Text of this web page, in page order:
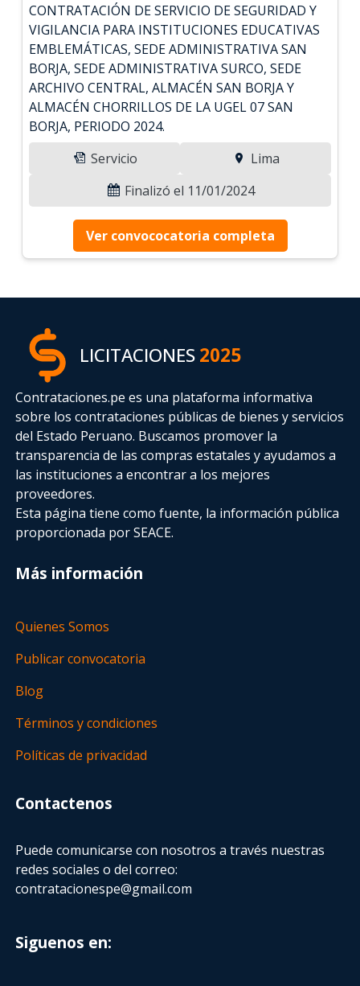
CONTRATACIÓN DE SERVICIO DE SEGURIDAD Y
VIGILANCIA PARA INSTITUCIONES EDUCATIVAS
EMBLEMÁTICAS, SEDE ADMINISTRATIVA SAN
BORJA, SEDE ADMINISTRATIVA SURCO, SEDE
ARCHIVO CENTRAL, ALMACÉN SAN BORJA Y
ALMACÉN CHORRILLOS DE LA UGEL 07 SAN
BORJA, PERIODO 2024.
Servicio
Lima
Finalizó el 11/01/2024
Ver convococatoria completa
LICITACIONES2025
Contrataciones.pe es una plataforma informativa
sobre los contrataciones públicas de bienes y servicios
del Estado Peruano. Buscamos promover la
transparencia de las compras estatalesy ayudamos a
las instituciones a encontrar a los mejores
proveedores.
Esta página tiene como fuente, la información pública
proporcionada por SEACE.
Más información
Quienes Somos
Publicar convocatoria
Blog
Términos y condiciones
Políticas de privacidad
Contactenos
Puede comunicarse con nosotros a través nuestras
redes sociales o del correo:
contratacionespe@gmail.com
Siguenos en: